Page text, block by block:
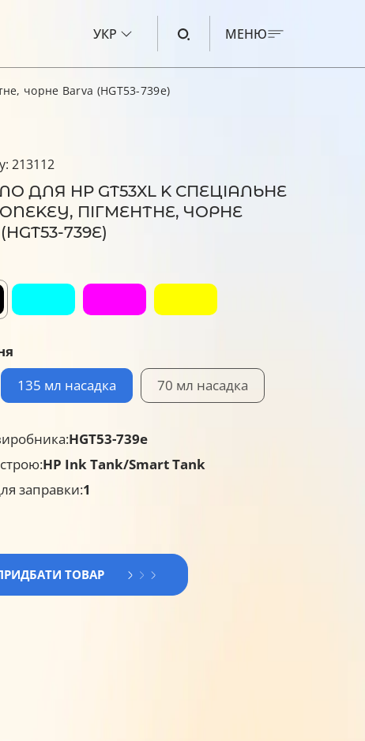
УКР МЕНЮ
ЧОРНИЛО ДЛЯ BROTHER
РІДИНА ДЛЯ ОЧИЩЕННЯ
чорне Barva (HGT53-739e)
213112
ДЛЯ HP GT53XL K СПЕЦІАЛЬНЕ
ПІГМЕНТНЕ, ЧОРНЕ
739E)
135 мл насадка 70 мл насадка
HGT53-739e
HP Ink Tank/Smart Tank
заправки:1
ТОВАР